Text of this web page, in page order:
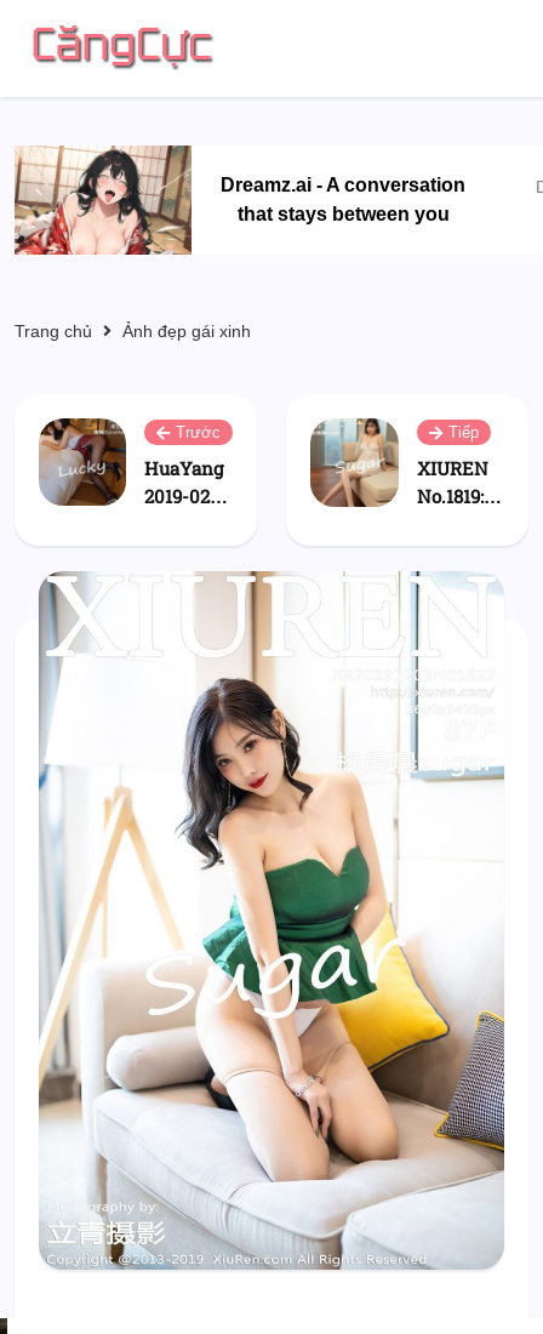
Dreamz.ai - A conversation
that stays between you
Trang chủ Ảnh đẹp gái xinh
Trước
HuaYang
2019-02-
Người
mẫu 唐婉
Tiếp
XIUREN
No.1819:
Chen
Chen (杨
晨晨
sugar)